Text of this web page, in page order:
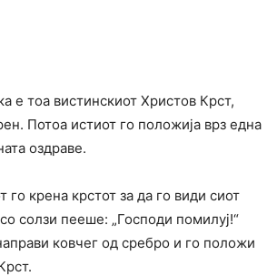
е тоа вистинскиот Христов Крст,
Потоа истиот го положија врз една
оздраве.
го крена крстот за да го види сиот
солзи пееше: „Господи помилуј!“
ковчег од сребро и го положи